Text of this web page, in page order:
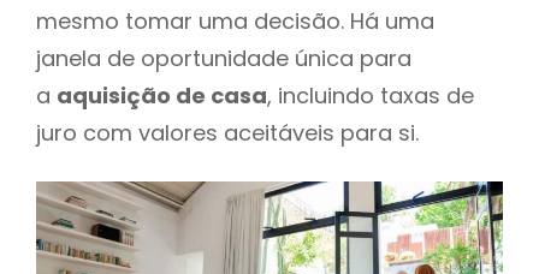
mesmo tomar uma decisão. Há uma
janela de oportunidade única para
a aquisição de casa, incluindo taxas de
juro com valores aceitáveis para si.